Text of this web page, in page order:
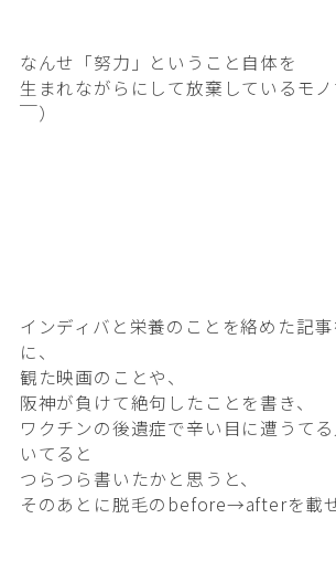
なんせ「努力」ということ自体を
生まれながらにして放棄しているモ
￣）
インディバと栄養のことを絡めた記
に、
観た映画のことや、
阪神が負けて絶句したことを書き、
ワクチンの後遺症で辛い目に遭うて
いてると
つらつら書いたかと思うと、
そのあとに脱毛のbefore→afterを載